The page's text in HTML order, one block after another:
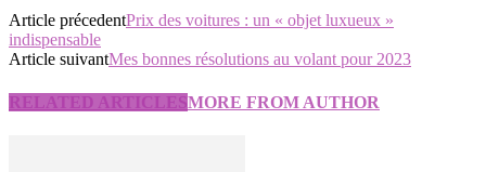
Article précedentPrix des voitures : un « objet luxueux »
indispensable
Article suivantMes bonnes résolutions au volant pour 2023
RELATED ARTICLESMORE FROM AUTHOR